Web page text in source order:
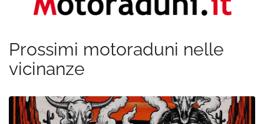
Prossimi motoraduni nelle
vicinanze